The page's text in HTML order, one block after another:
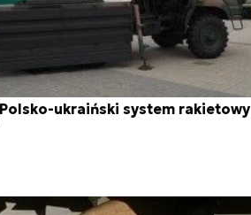
Polsko-ukraiński system rakietowy